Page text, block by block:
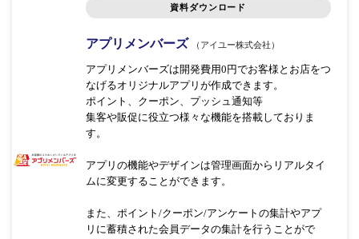
資料ダウンロード
アプリメンバーズ （アイユー株式会社）
アプリメンバーズは開発費用0円でお客様とお店をつ
なげるオリジナルアプリが作成できます。
ポイント、クーポン、プッシュ通知等
集客や販促に役立つ様々な機能を搭載しておりま
す。
アプリの機能やデザインは管理画面からリアルタイ
ムに変更することができます。
また、ポイント/クーポン/アンケートの集計やアプ
リに蓄積された会員データの集計を行うことがで